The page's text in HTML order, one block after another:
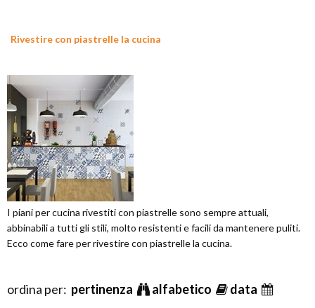
Rivestire con piastrelle la cucina
I piani per cucina rivestiti con piastrelle sono sempre attuali,
abbinabili a tutti gli stili, molto resistenti e facili da mantenere puliti.
Ecco come fare per rivestire con piastrelle la cucina.
ordina per: pertinenza alfabetico data